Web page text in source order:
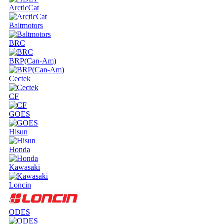
ArcticCat
Baltmotors
BRC
BRP(Can-Am)
Cectek
CF
GOES
Hisun
Honda
Kawasaki
Loncin
ODES